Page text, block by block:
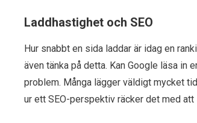
Laddhastighet och SEO
Hur snabbt en sida laddar är idag en
även tänka på detta. Kan Google läsa in
problem. Många lägger väldigt mycket
ur ett SEO-perspektiv räcker det med att